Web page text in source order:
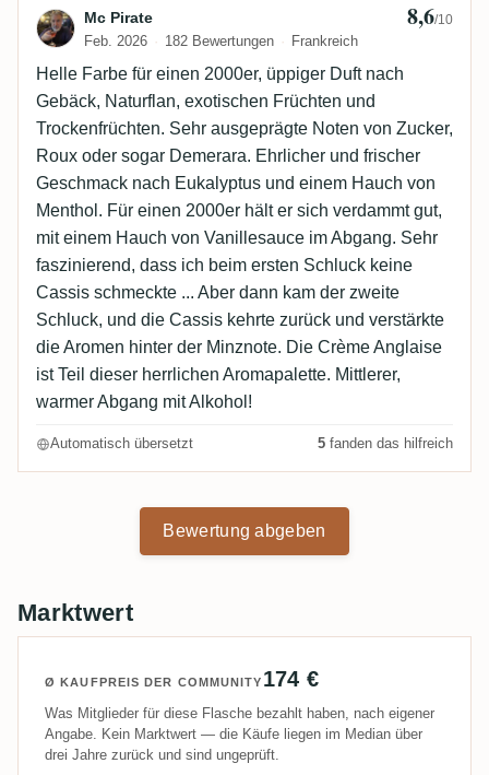
Bewertung von Mc Pirate
Mc Pirate
Feb. 2026 182 Bewertungen Frankreich
8,6/10
Helle Farbe für einen 2000er, üppiger Duft nach
Gebäck, Naturflan, exotischen Früchten und
Trockenfrüchten. Sehr ausgeprägte Noten von Zucker,
Roux oder sogar Demerara. Ehrlicher und frischer
Geschmack nach Eukalyptus und einem Hauch von
Menthol. Für einen 2000er hält er sich verdammt gut,
mit einem Hauch von Vanillesauce im Abgang. Sehr
faszinierend, dass ich beim ersten Schluck keine
Cassis schmeckte ... Aber dann kam der zweite
Schluck, und die Cassis kehrte zurück und verstärkte
die Aromen hinter der Minznote. Die Crème Anglaise
ist Teil dieser herrlichen Aromapalette. Mittlerer,
warmer Abgang mit Alkohol!
Automatisch übersetzt 5 fanden das hilfreich
Bewertung abgeben
Marktwert
Ø KAUFPREIS DER COMMUNITY 174 €
Was Mitglieder für diese Flasche bezahlt haben, nach eigener
Angabe. Kein Marktwert — die Käufe liegen im Median über
drei Jahre zurück und sind ungeprüft.